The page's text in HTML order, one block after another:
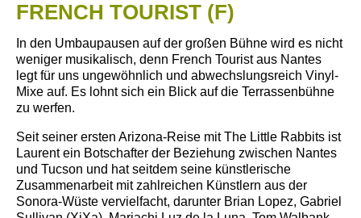
FRENCH TOURIST (F)
In den Umbaupausen auf der großen Bühne wird es nicht
weniger musikalisch, denn French Tourist aus Nantes
legt für uns ungewöhnlich und abwechslungsreich Vinyl-
Mixe auf. Es lohnt sich ein Blick auf die Terrassenbühne
zu werfen.
Seit seiner ersten Arizona-Reise mit The Little Rabbits ist
Laurent ein Botschafter der Beziehung zwischen Nantes
und Tucson und hat seitdem seine künstlerische
Zusammenarbeit mit zahlreichen Künstlern aus der
Sonora-Wüste vervielfacht, darunter Brian Lopez, Gabriel